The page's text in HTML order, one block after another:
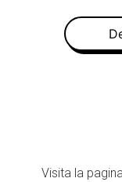
Visita la